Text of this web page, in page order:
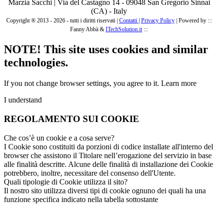
Marzia Sacchi | Via del Castagno 14 - 09048 San Gregorio Sinnai
(CA) - Italy
Copyright ® 2013 - 2026 - tutti i diritti riservati | Contatti Privacy Policy| Powered by :::
Fanny Abbà & ITechSolution.it:::
NOTE! This site uses cookies and similar
technologies.
If you not change browser settings, you agree to it. Learn more
I understand
REGOLAMENTO SUI COOKIE
Che cos’è un cookie e a cosa serve?
I Cookie sono costituiti da porzioni di codice installate all'interno del
browser che assistono il Titolare nell’erogazione del servizio in base
alle finalità descritte. Alcune delle finalità di installazione dei Cookie
potrebbero, inoltre, necessitare del consenso dell'Utente.
Quali tipologie di Cookie utilizza il sito?
Il nostro sito utilizza diversi tipi di cookie ognuno dei quali ha una
funzione specifica indicato nella tabella sottostante